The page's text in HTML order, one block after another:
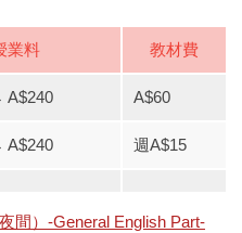
業料 教材費
A$240 A$60
A$240 週A$15
間）-General English Part-